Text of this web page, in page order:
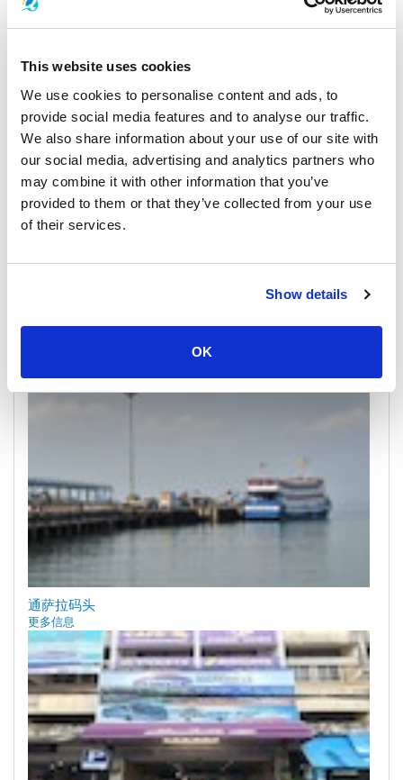
This website uses cookies
We use cookies to personalise content and ads, to
provide social media features and to analyse our traffic.
We also share information about your use of our site with
our social media, advertising and analytics partners who
may combine it with other information that you’ve
provided to them or that they’ve collected from your use
of their services.
Show details
OK
帕岸岛
Surat Thani Train Station
码头及集合点
通萨拉码头
更多信息